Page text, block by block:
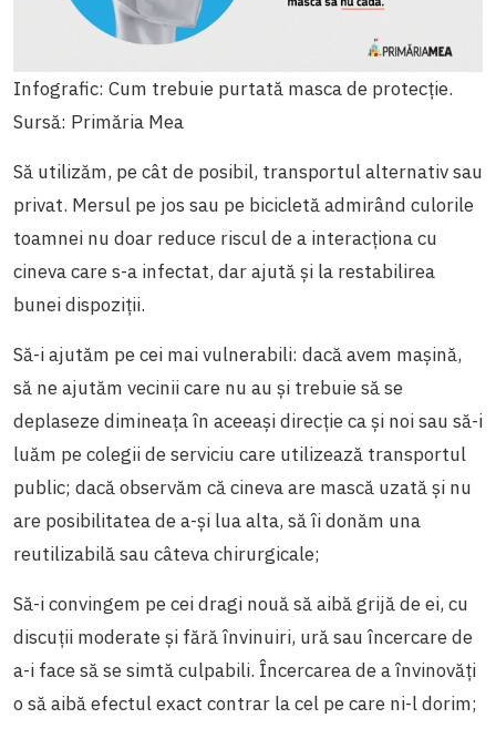
Infografic: Cum trebuie purtată masca de protecție.
Sursă: Primăria Mea
Să utilizăm, pe cât de posibil, transportul alternativ sau
privat. Mersul pe jos sau pe bicicletă admirând culorile
toamnei nu doar reduce riscul de a interacționa cu
cineva care s-a infectat, dar ajută și la restabilirea
bunei dispoziții.
Să-i ajutăm pe cei mai vulnerabili: dacă avem mașină,
să ne ajutăm vecinii care nu au și trebuie să se
deplaseze dimineața în aceeași direcție ca și noi sau să-i
luăm pe colegii de serviciu care utilizează transportul
public; dacă observăm că cineva are mască uzată și nu
are posibilitatea de a-și lua alta, să îi donăm una
reutilizabilă sau câteva chirurgicale;
Să-i convingem pe cei dragi nouă să aibă grijă de ei, cu
discuții moderate și fără învinuiri, ură sau încercare de
a-i face să se simtă culpabili. Încercarea de a învinovăți
o să aibă efectul exact contrar la cel pe care ni-l dorim;